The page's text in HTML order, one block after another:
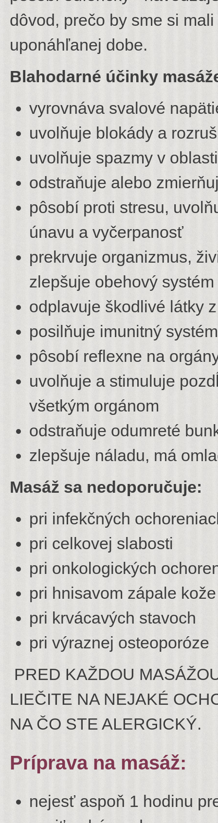
dôvod, prečo by sme si
uponáhľanej dobe.
Blahodarné účinky
vyrovnáva svalové
uvolňuje blokády a
uvolňuje spazmy v
odstraňuje alebo
pôsobí proti stresu,
únavu a vyčerpanosť
prekrvuje organizmus,
zlepšuje obehový systém
odplavuje škodlivé látky
posilňuje imunitný systém
pôsobí reflexne na
uvolňuje a stimuluje
všetkým orgánom
odstraňuje odumreté
zlepšuje náladu, má
Masáž sa nedoporučuje:
pri infekčných
pri celkovej slabosti
pri onkologických
pri hnisavom zápale kože
pri krvácavých stavoch
pri výraznej osteoporóze
PRED KAŽDOU
LIEČITE NA NEJAKÉ
NA ČO STE ALERGICKÝ.
Príprava na masáž:
nejesť aspoň 1 hodinu